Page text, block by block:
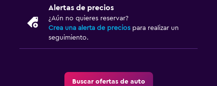
Alertas de precios
¿Aún no quieres reservar?
Crea una alerta de precios para realizar un
seguimiento.
Buscar ofertas de auto